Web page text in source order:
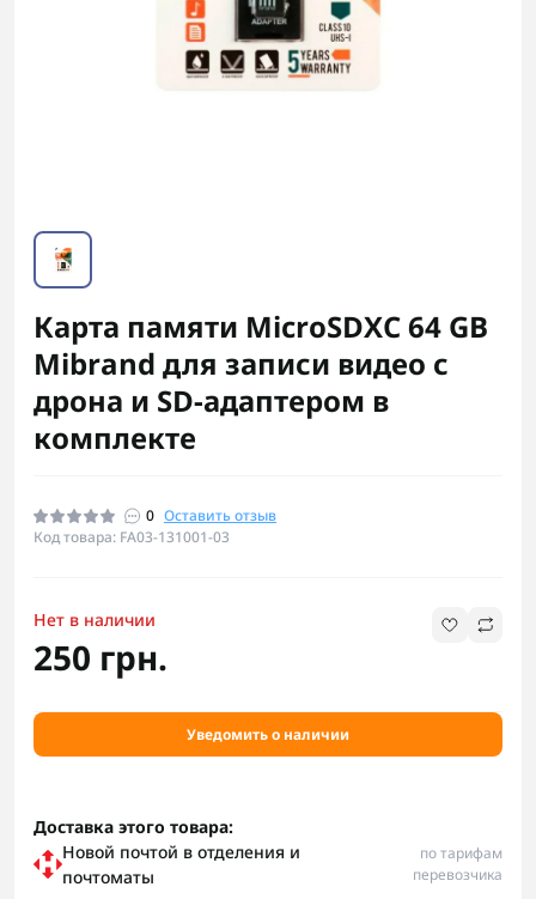
Карта памяти MicroSDXC 64 GB
Mibrand для записи видео с
дрона и SD-адаптером в
комплекте
0 Оставить отзыв
Код товара: FA03-131001-03
Нет в наличии
250 грн.
Уведомить о наличии
Доставка этого товара:
Новой почтой в отделения и
почтоматы
по тарифам
перевозчика